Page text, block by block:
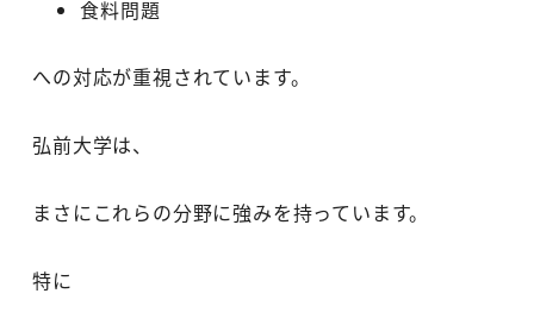
食料問題
への対応が重視されています。
弘前大学は、
まさにこれらの分野に強みを持っています。
特に